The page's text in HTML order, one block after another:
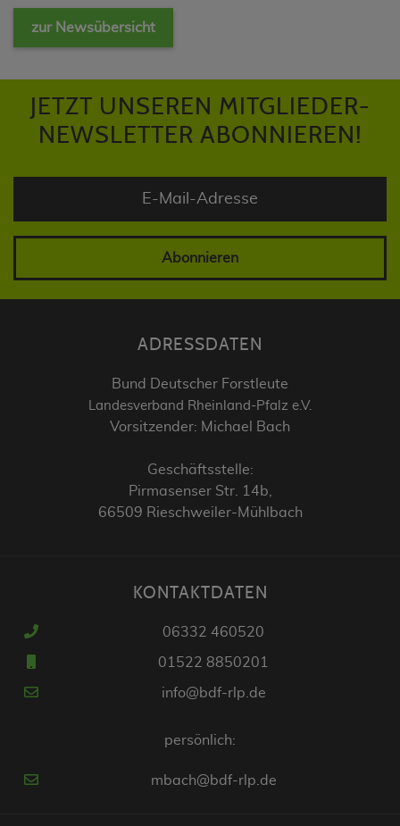
zur Newsübersicht
JETZT UNSEREN MITGLIEDER-
NEWSLETTER ABONNIEREN!
Abonnieren
ADRESSDATEN
Bund Deutscher Forstleute
Landesverband Rheinland-Pfalz e.V.
Vorsitzender: Michael Bach
Geschäftsstelle:
Pirmasenser Str. 14b,
66509 Rieschweiler-Mühlbach
KONTAKTDATEN
06332 460520
01522 8850201
info@bdf-rlp.de
persönlich:
mbach@bdf-rlp.de